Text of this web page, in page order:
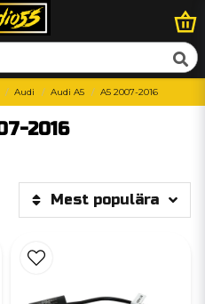
Audi Audi A5 A5 2007-2016
2016
Mest populära